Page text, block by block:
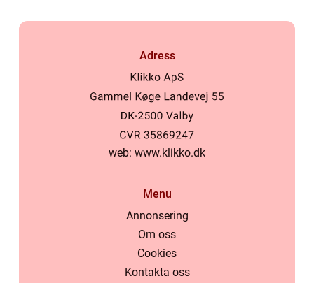
Adress
web: www.klikko.dk
Menu
Annonsering
Om oss
Cookies
Kontakta oss